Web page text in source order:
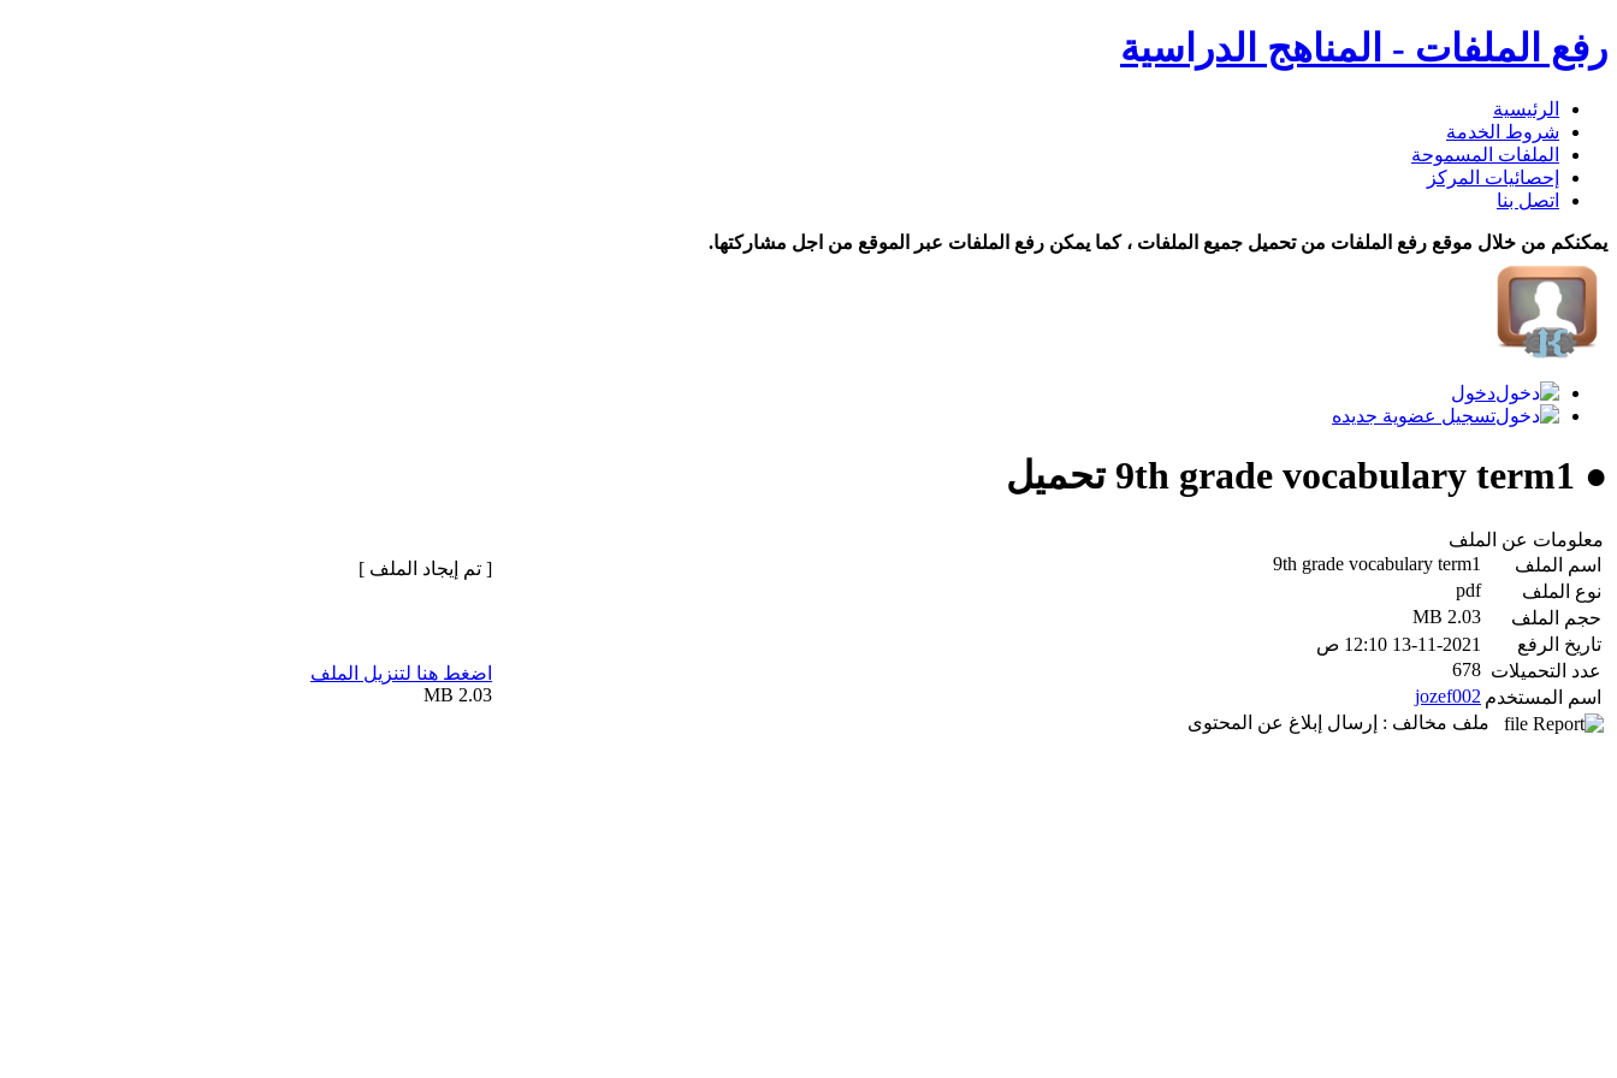
رفع الملفات - المناهج الدراسية
الرئيسية
شروط الخدمة
الملفات المسموحة
إحصائيات المركز
اتصل بنا
يمكنكم من خلال موقع رفع الملفات من تحميل جميع الملفات ، كما يمكن رفع الملفات عبر الموقع من اجل مشاركتها.
دخول
تسجيل عضوية جديده
● 9th grade vocabulary term1 تحميل
معلومات عن الملف
اسم الملف
9th grade vocabulary term1
نوع الملف
pdf
حجم الملف
2.03 MB
تاريخ الرفع
13-11-2021 12:10 ص
عدد التحميلات 678
اسم المستخدم jozef002
ملف مخالف : إرسال إبلاغ عن المحتوى
[ تم إيجاد الملف ]
اضغط هنا لتنزيل الملف
2.03 MB